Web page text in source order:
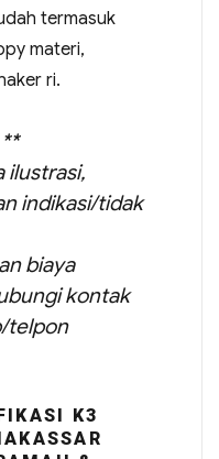
termasuk
materi,
ri.
ilustrasi,
indikasi/tidak
biaya
kontak
telpon
K3